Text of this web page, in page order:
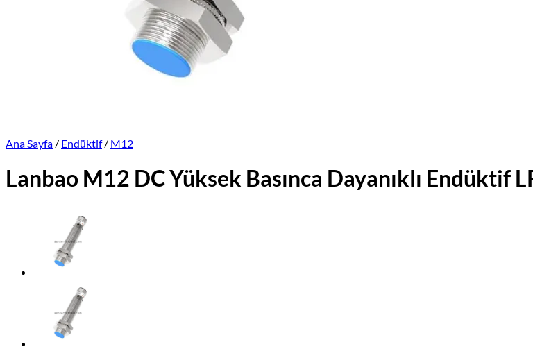
Ana Sayfa / Endüktif / M12
Lanbao M12 DC Yüksek Basınca Dayanıklı Endüktif